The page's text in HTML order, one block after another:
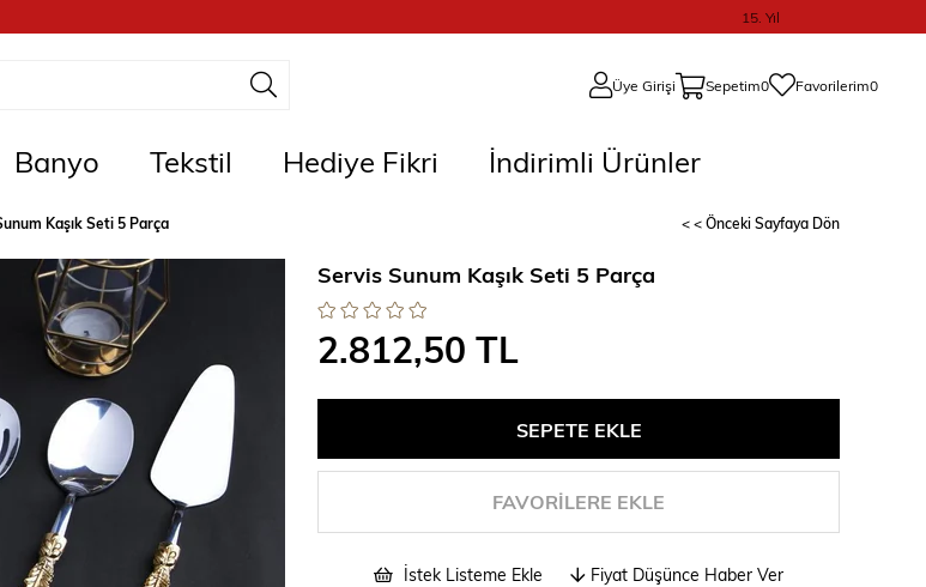
15. Yıl
Üye Girişi Sepetim0 Favorilerim0
Banyo Tekstil Hediye Fikri İndirimli Ürünler
Kaşık Seti 5 Parça < < Önceki Sayfaya Dön
Servis Sunum Kaşık Seti 5 Parça
2.812,50 TL
FAVORILERE EKLE
İstek Listeme Ekle Fiyat Düşünce Haber Ver